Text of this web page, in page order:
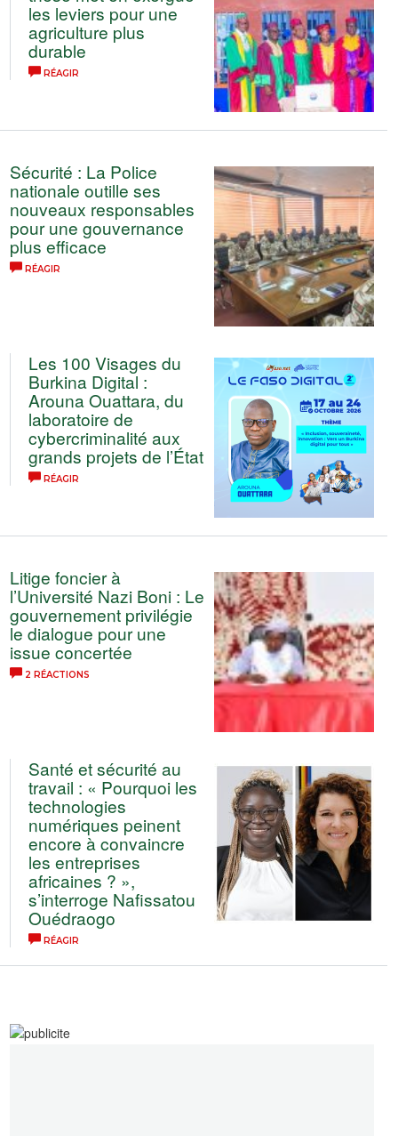
les leviers pour une
agriculture plus
durable
RÉAGIR
Sécurité : La Police
nationale outille ses
nouveaux responsables
pour une gouvernance
plus efficace
RÉAGIR
Les 100 Visages du
Burkina Digital :
Arouna Ouattara, du
laboratoire de
cybercriminalité aux
grands projets de l’État
RÉAGIR
Litige foncier à
l’Université Nazi Boni : Le
gouvernement privilégie
le dialogue pour une
issue concertée
2 RÉACTIONS
Santé et sécurité au
travail : « Pourquoi les
technologies
numériques peinent
encore à convaincre
les entreprises
africaines ? »,
s’interroge Nafissatou
Ouédraogo
RÉAGIR